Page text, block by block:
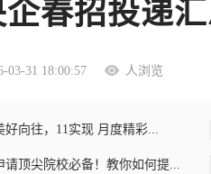
企春招投递
03-31 18:00:57 人浏览
好向往，11实现 月度精彩...
请顶尖院校必备！教你如何提...